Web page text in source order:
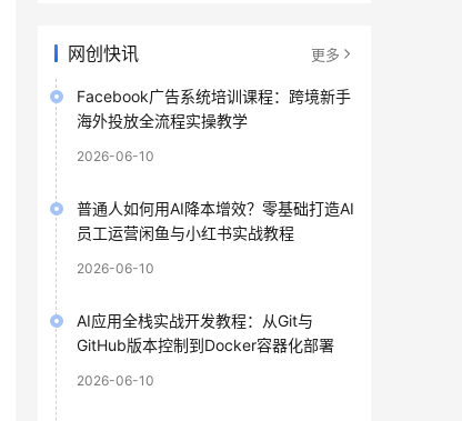
网创快讯 更多
Facebook广告系统培训课程：跨境新手
海外投放全流程实操教学
2026-06-10
普通人如何用AI降本增效？零基础打造AI
员工运营闲鱼与小红书实战教程
2026-06-10
AI应用全栈实战开发教程：从Git与
GitHub版本控制到Docker容器化部署
2026-06-10